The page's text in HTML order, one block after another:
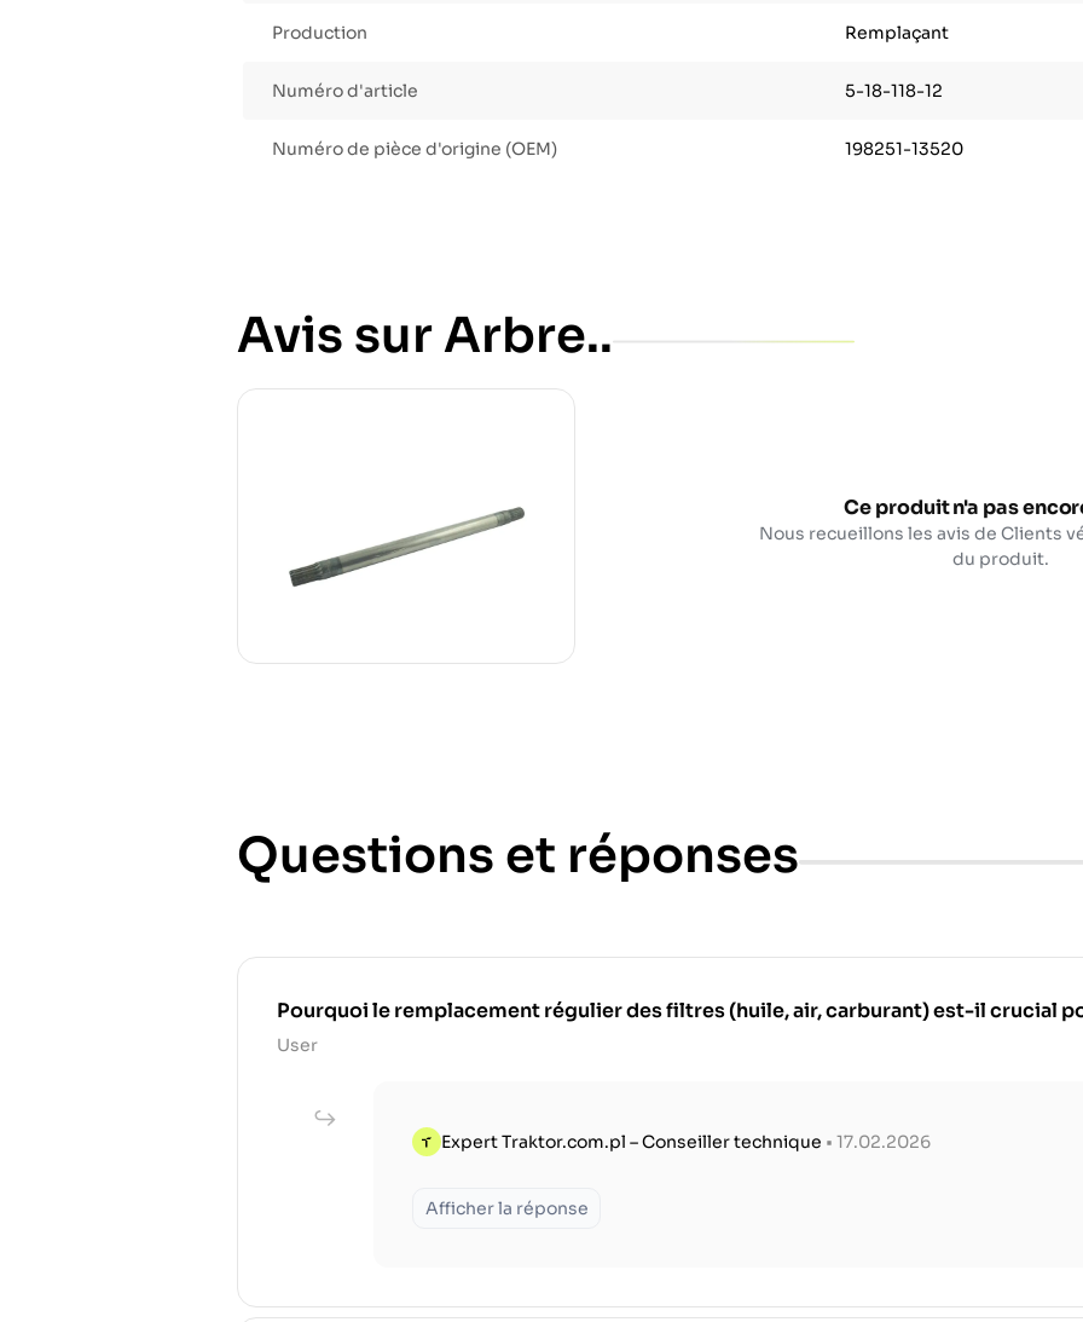
Production Remplaçant
Numéro d'article 5-18-118-12
Numéro de pièce d'origine (OEM) 198251-13520
Avis sur Arbre..
Ce produit n'a pas
Nous recueillons les avis de Clients
du produit.
Questions et réponses
Pourquoi le remplacement régulier des filtres (huile, air, carburant) est-il crucial
User
Expert Traktor.com.pl – Conseiller technique • 17.02.2026
Afficher la réponse